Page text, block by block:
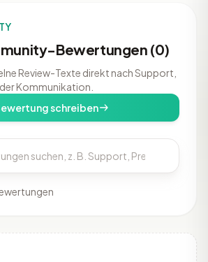
Bewertungen (0)
Review-Texte direkt nach Support,
Kommunikation.
schreiben